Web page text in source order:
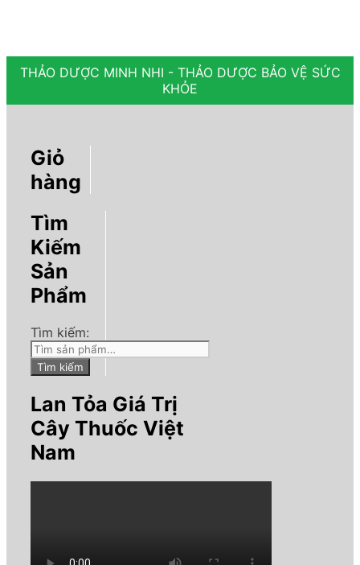
THẢO DƯỢC MINH NHI - THẢO DƯỢC BẢO VỆ SỨC
KHỎE
Giỏ
hàng
Tìm
Kiếm
Sản
Phẩm
Tìm kiếm:
Tìm kiếm
Lan Tỏa Giá Trị
Cây Thuốc Việt
Nam